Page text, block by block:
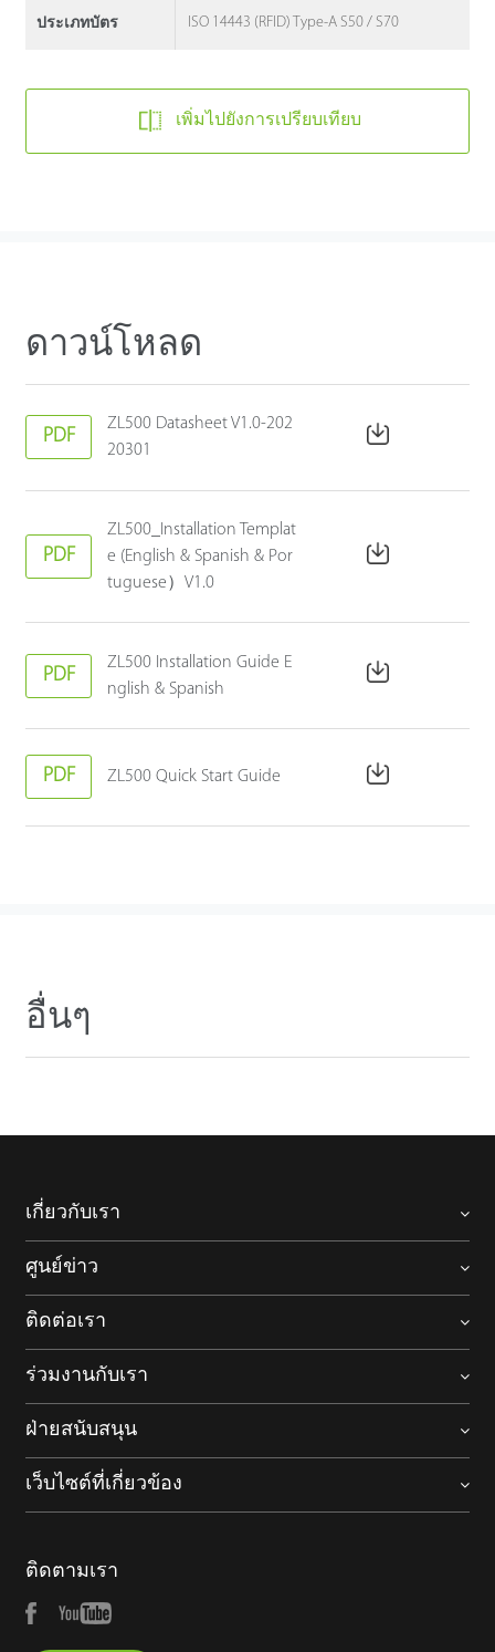
ประเภทบัตร ISO 14443 (RFID) Type-A S50 / S70
เพิ่มไปยังการเปรียบเทียบ
ดาวน์โหลด
PDF
ZL500 Datasheet V1.0-202
20301
PDF
ZL500_Installation Templat
e (English & Spanish & Por
tuguese）V1.0
PDF
ZL500 Installation Guide E
nglish & Spanish
PDF ZL500 Quick Start Guide
อื่นๆ
เกี่ยวกับเรา
ศูนย์ข่าว
ติดต่อเรา
ร่วมงานกับเรา
ฝ่ายสนับสนุน
เว็บไซต์ที่เกี่ยวข้อง
ติดตามเรา